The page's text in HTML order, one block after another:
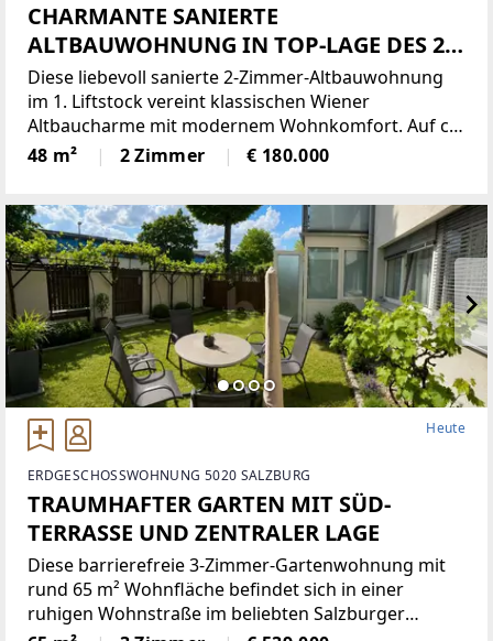
CHARMANTE SANIERTE
ALTBAUWOHNUNG IN TOP-LAGE DES 20.
BEZIRKS
Diese liebevoll sanierte 2-Zimmer-Altbauwohnung
im 1. Liftstock vereint klassischen Wiener
Altbaucharme mit modernem Wohnkomfort. Auf ca.
48 m² erwartet Sie ein durchdachtes Raumkonzept
mit hochwertigen Materialien und viel
48 m² 2 Zimmer € 180.000
Heute
ERDGESCHOSSWOHNUNG 5020 SALZBURG
TRAUMHAFTER GARTEN MIT SÜD-
TERRASSE UND ZENTRALER LAGE
Diese barrierefreie 3-Zimmer-Gartenwohnung mit
rund 65 m² Wohnfläche befindet sich in einer
ruhigen Wohnstraße im beliebten Salzburger